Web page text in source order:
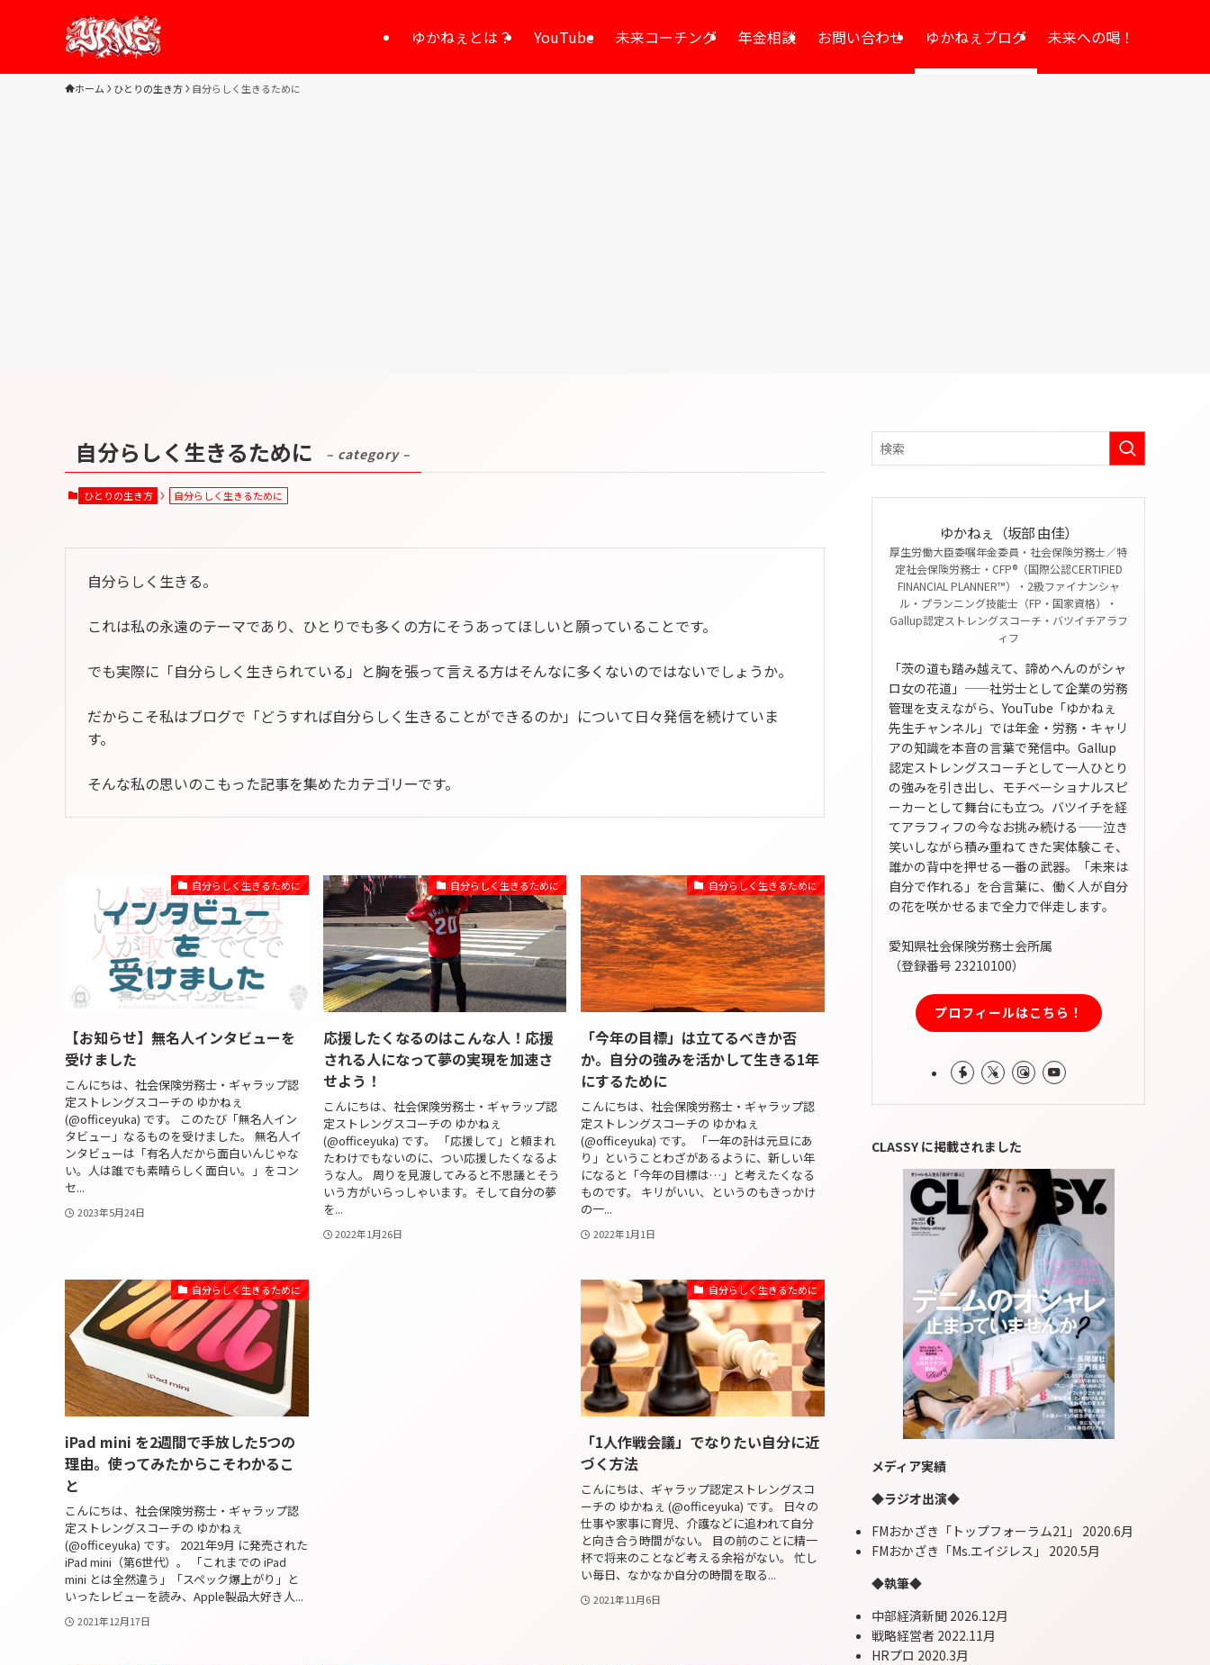
ゆかねぇとは？ YouTube 未来コーチング 年金相談 お問い合わせ ゆかねぇブログ 未来への喝！
ホーム ひとりの生き方 自分らしく生きるために
自分らしく生きるために – category –
ひとりの生き方 自分らしく生きるために
自分らしく生きる。
これは私の永遠のテーマであり、ひとりでも多くの方にそうあってほしいと願っていることです。
でも実際に「自分らしく生きられている」と胸を張って言える方はそんなに多くないのではないでしょうか。
だからこそ私はブログで「どうすれば自分らしく生きることができるのか」について日々発信を続けていま
す。
そんな私の思いのこもった記事を集めたカテゴリーです。
自分らしく生きるために
【お知らせ】無名人インタビューを
受けました
こんにちは、社会保険労務士・ギャラップ認
定ストレングスコーチの ゆかねぇ
(@officeyuka) です。 このたび「無名人イン
タビュー」なるものを受けました。 無名人イ
ンタビューは「有名人だから面白いんじゃな
い。人は誰でも素晴らしく面白い。」をコン
セ...
2023年5月24日
自分らしく生きるために
応援したくなるのはこんな人！応援
される人になって夢の実現を加速さ
せよう！
こんにちは、社会保険労務士・ギャラップ認
定ストレングスコーチの ゆかねぇ
(@officeyuka) です。 「応援して」と頼まれ
たわけでもないのに、つい応援したくなるよ
うな人。 周りを見渡してみると不思議とそう
いう方がいらっしゃいます。そして自分の夢
を...
2022年1月26日
自分らしく生きるために
「今年の目標」は立てるべきか否
か。自分の強みを活かして生きる1年
にするために
こんにちは、社会保険労務士・ギャラップ認
定ストレングスコーチの ゆかねぇ
(@officeyuka) です。 「一年の計は元旦にあ
り」ということわざがあるように、新しい年
になると「今年の目標は…」と考えたくなる
ものです。 キリがいい、というのもきっかけ
の一...
2022年1月1日
自分らしく生きるために
iPad mini を2週間で手放した5つの
理由。使ってみたからこそわかるこ
と
こんにちは、社会保険労務士・ギャラップ認
定ストレングスコーチの ゆかねぇ
(@officeyuka) です。 2021年9月 に発売された
iPad mini（第6世代）。 「これまでの iPad
mini とは全然違う」「スペック爆上がり」と
いったレビューを読み、Apple製品大好き人...
2021年12月17日
自分らしく生きるために
「1人作戦会議」でなりたい自分に近
づく方法
こんにちは、ギャラップ認定ストレングスコ
ーチの ゆかねぇ (@officeyuka) です。 日々の
仕事や家事に育児、介護などに追われて自分
と向き合う時間がない。 目の前のことに精一
杯で将来のことなど考える余裕がない。 忙し
い毎日、なかなか自分の時間を取る...
2021年11月6日
ゆかねぇ（坂部 由佳）
厚生労働大臣委嘱年金委員・社会保険労務士／特
定社会保険労務士・CFP®（国際公認CERTIFIED
FINANCIAL PLANNER™）・2級ファイナンシャ
ル・プランニング技能士（FP・国家資格）・
Gallup認定ストレングスコーチ・バツイチアラフ
ィフ
「茨の道も踏み越えて、諦めへんのがシャ
ロ女の花道」——社労士として企業の労務
管理を支えながら、YouTube「ゆかねぇ
先生チャンネル」では年金・労務・キャリ
アの知識を本音の言葉で発信中。Gallup
認定ストレングスコーチとして一人ひとり
の強みを引き出し、モチベーショナルスピ
ーカーとして舞台にも立つ。バツイチを経
てアラフィフの今なお挑み続ける——泣き
笑いしながら積み重ねてきた実体験こそ、
誰かの背中を押せる一番の武器。「未来は
自分で作れる」を合言葉に、働く人が自分
の花を咲かせるまで全力で伴走します。
愛知県社会保険労務士会所属
（登録番号 23210100）
プロフィールはこちら！
CLASSY に掲載されました
メディア実績
◆ラジオ出演◆
FMおかざき「トップフォーラム21」 2020.6月
FMおかざき「Ms.エイジレス」 2020.5月
◆執筆◆
中部経済新聞 2026.12月
戦略経営者 2022.11月
HRプロ 2020.3月